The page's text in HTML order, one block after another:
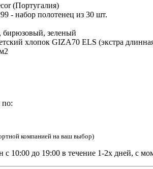
(Португалия)
- набор полотенец из 30 шт.
бирюзовый, зеленый
хлопок GIZA70 ELS (экстра
по:
компанией на ваш выбор)
с 10:00 до 19:00 в течение 1-2х дней, с